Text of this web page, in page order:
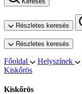
Részletes keresés
Részletes keresés
Főoldal Helyszínek
Kiskőrös
Kiskőrös